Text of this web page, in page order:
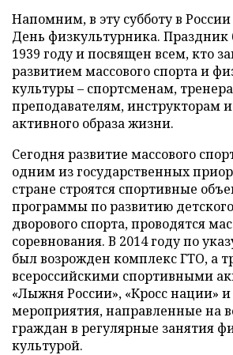
Напомним, в эту субботу в
День физкультурника.
1939 году и посвящен всем, кто
развитием массового спорта и
культуры – спортсменам,
преподавателям, инструкторам
активного образа жизни.
Сегодня развитие массового
одним из государственных
стране строятся спортивные
программы по развитию
дворового спорта, проводятся
соревнования. В 2014 году по
был возрожден комплекс ГТО, а
всероссийскими спортивными
«Лыжня России», «Кросс нации»
мероприятия, направленные на
граждан в регулярные занятия
культурой.